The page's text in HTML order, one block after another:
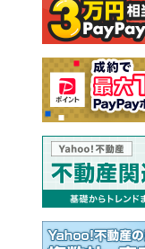
売却査定